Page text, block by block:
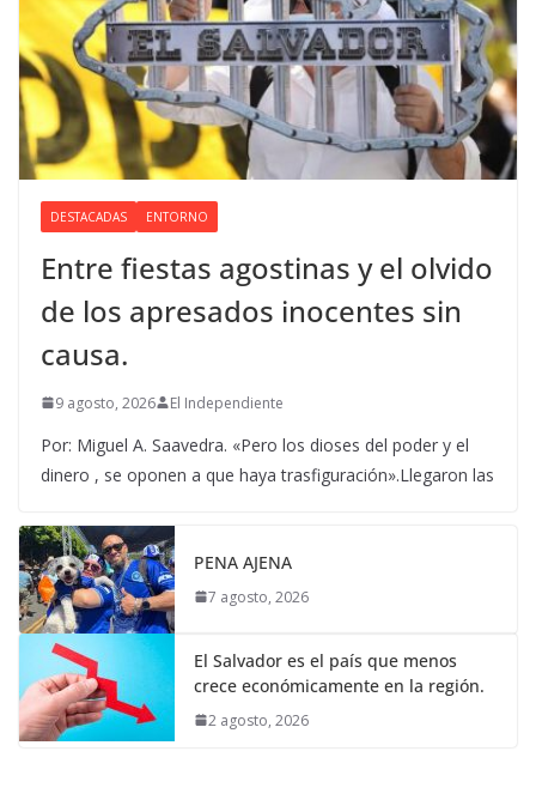
DESTACADAS ENTORNO
Entre fiestas agostinas y el olvido
de los apresados inocentes sin
causa.
9 agosto, 2026 El Independiente
Por: Miguel A. Saavedra. «Pero los dioses del poder y el
dinero , se oponen a que haya trasfiguración».Llegaron las
PENA AJENA
7 agosto, 2026
El Salvador es el país que menos
crece económicamente en la región.
2 agosto, 2026